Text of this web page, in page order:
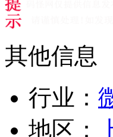
其他信息
行业：
地区：